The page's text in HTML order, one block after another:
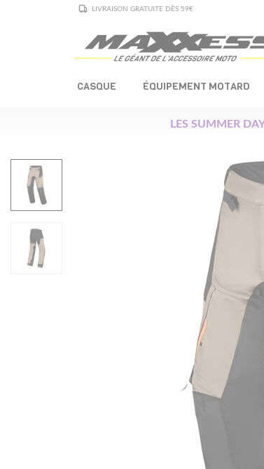
LIVRAISON GRATUITE DÈS 59€
CASQUE ÉQUIPEMENT MOTARD
LES SUMMER